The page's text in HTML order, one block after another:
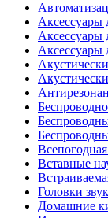
Аксессуары
Аксессуары
Аксессуары
Вставные
Головки
Домашние